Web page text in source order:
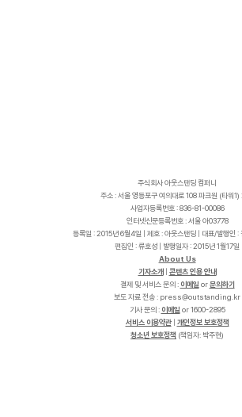
주식회사 아웃스탠딩 컴퍼니
주소 : 서울 영등포구 여의대로 108 파크원 (타워
사업자등록번호 : 836-81-00086
인터넷신문등록번호 : 서울 아03778
등록일 : 2015년 6월4일 | 제호 : 아웃스탠딩 | 대표/발행인 :
편집인 : 류호성 | 발행일자 : 2015년 1월17일
About Us
기자소개
콘텐츠 인용 안내
결제 및 서비스 문의 : 이메일 or문의하기
보도 자료 전송 :
r
k
.
g
n
i
d
n
a
t
s
t
u
o
@
s
s
e
r
p
기사 문의 : 이메일 or 1600-2895
서비스 이용약관| 개인정보 보호정책
청소년 보호정책 (책임자: 박주현)